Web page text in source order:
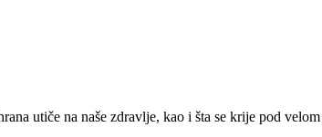
utiče na naše zdravlje, kao i šta se krije pod velom